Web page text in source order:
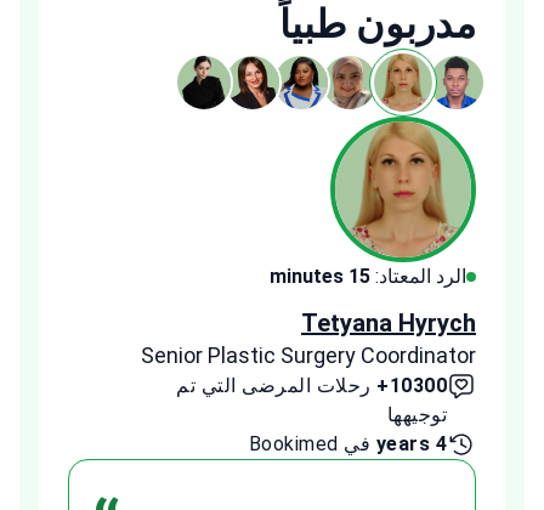
مدربون طبياً
الرد المعتاد: 15 minutes
Tetyana Hyrych
Senior Plastic Surgery Coordinator
10300+
رحلات المرضى التي تم
توجيهها
4 years
في Bookimed